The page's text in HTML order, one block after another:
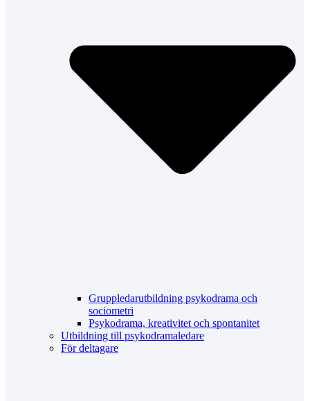
Gruppledarutbildning psykodrama och
sociometri
Psykodrama, kreativitet och spontanitet
Utbildning till psykodramaledare
För deltagare